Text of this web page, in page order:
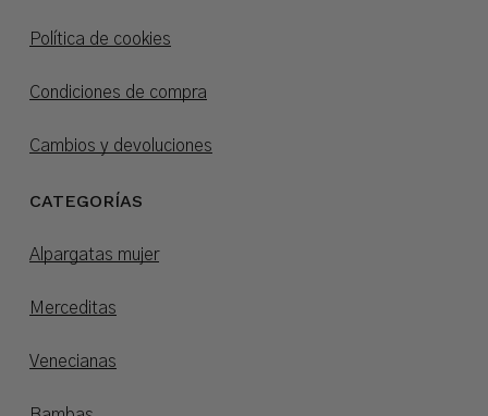
Política de cookies
Condiciones de compra
Cambios y devoluciones
CATEGORÍAS
Alpargatas mujer
Merceditas
Venecianas